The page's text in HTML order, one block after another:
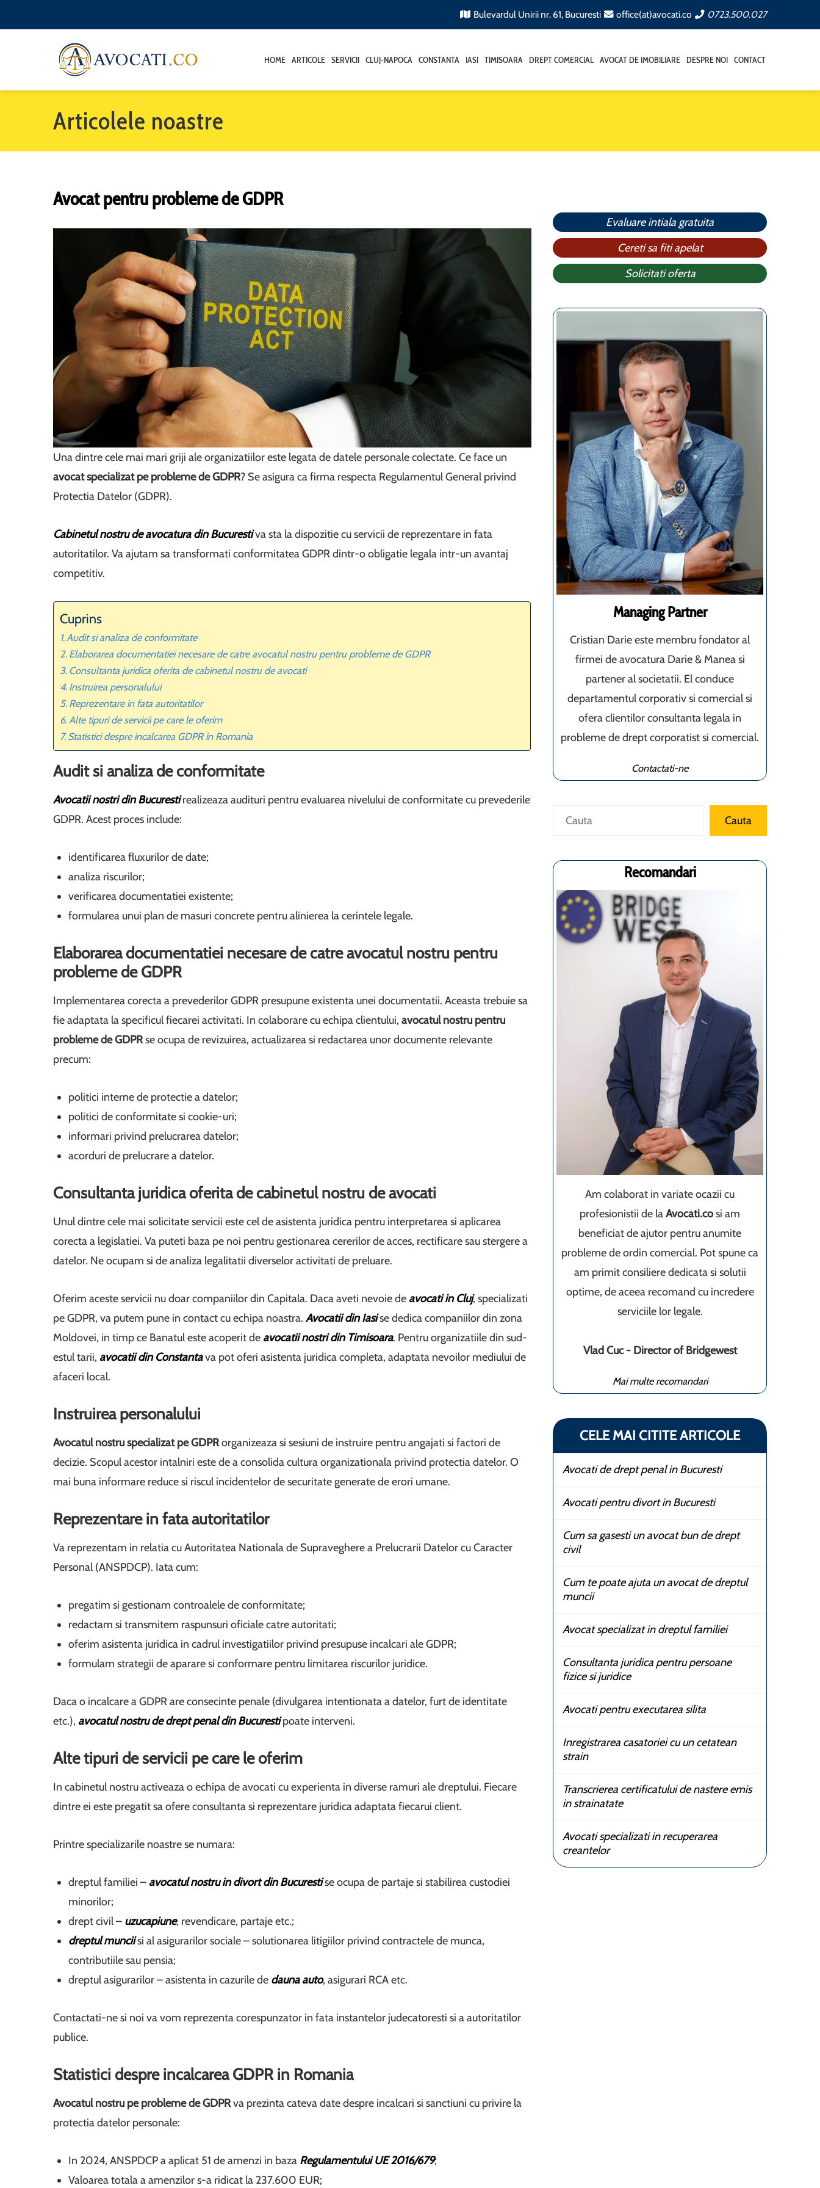
Bulevardul Unirii nr. 61, Bucuresti office(at)avocati.co 0723.500.027
HOME ARTICOLE SERVICII CLUJ-NAPOCA CONSTANTA IASI TIMISOARA DREPT COMERCIAL AVOCAT DE IMOBILIARE DESPRE NOI CONTACT
Articolele noastre
Avocat pentru probleme de GDPR
Una dintre cele mai mari griji ale organizatiilor este legata de datele personale colectate. Ce face un
avocat specializat pe probleme de GDPR? Se asigura ca firma respecta Regulamentul General privind
Protectia Datelor (GDPR).
Cabinetul nostru de avocatura din Bucurestiva sta la dispozitie cu servicii de reprezentare in fata
autoritatilor. Va ajutam sa transformati conformitatea GDPR dintr-o obligatie legala intr-un avantaj
competitiv.
Cuprins
Audit si analiza de conformitate
Elaborarea documentatiei necesare de catre avocatul nostru pentru probleme de GDPR
Consultanta juridica oferita de cabinetul nostru de avocati
Instruirea personalului
Reprezentare in fata autoritatilor
Alte tipuri de servicii pe care le oferim
Statistici despre incalcarea GDPR in Romania
Audit si analiza de conformitate
Avocatii nostri din Bucurestirealizeaza audituri pentru evaluarea nivelului de conformitate cu prevederile
GDPR. Acest proces include:
identificarea fluxurilor de date;
analiza riscurilor;
verificarea documentatiei existente;
formularea unui plan de masuri concrete pentru alinierea la cerintele legale.
Elaborarea documentatiei necesare de catre avocatul nostru pentru
probleme de GDPR
Implementarea corecta a prevederilor GDPR presupune existenta unei documentatii. Aceasta trebuie sa
fie adaptata la specificul fiecarei activitati. In colaborare cu echipa clientului, avocatul nostru pentru
probleme de GDPRse ocupa de revizuirea, actualizarea si redactarea unor documente relevante
precum:
politici interne de protectie a datelor;
politici de conformitate si cookie-uri;
informari privind prelucrarea datelor;
acorduri de prelucrare a datelor.
Consultanta juridica oferita de cabinetul nostru de avocati
Unul dintre cele mai solicitate servicii este cel de asistenta juridica pentru interpretarea si aplicarea
corecta a legislatiei. Va puteti baza pe noi pentru gestionarea cererilor de acces, rectificare sau stergere a
datelor. Ne ocupam si de analiza legalitatii diverselor activitati de preluare.
Oferim aceste servicii nu doar companiilor din Capitala. Daca aveti nevoie de avocati in Cluj, specializati
pe GDPR, va putem pune in contact cu echipa noastra. Avocatii din Iasise dedica companiilor din zona
Moldovei, in timp ce Banatul este acoperit de avocatii nostri din Timisoara. Pentru organizatiile din sud-
estul tarii, avocatii din Constantava pot oferi asistenta juridica completa, adaptata nevoilor mediului de
afaceri local.
Instruirea personalului
Avocatul nostru specializat pe GDPRorganizeaza si sesiuni de instruire pentru angajati si factori de
decizie. Scopul acestor intalniri este de a consolida cultura organizationala privind protectia datelor. O
mai buna informare reduce si riscul incidentelor de securitate generate de erori umane.
Reprezentare in fata autoritatilor
Va reprezentam in relatia cu Autoritatea Nationala de Supraveghere a Prelucrarii Datelor cu Caracter
Personal (ANSPDCP). Iata cum:
pregatim si gestionam controalele de conformitate;
redactam si transmitem raspunsuri oficiale catre autoritati;
oferim asistenta juridica in cadrul investigatiilor privind presupuse incalcari ale GDPR;
formulam strategii de aparare si conformare pentru limitarea riscurilor juridice.
Daca o incalcare a GDPR are consecinte penale (divulgarea intentionata a datelor, furt de identitate
etc.), avocatul nostru de drept penal din Bucurestipoate interveni.
Alte tipuri de servicii pe care le oferim
In cabinetul nostru activeaza o echipa de avocati cu experienta in diverse ramuri ale dreptului. Fiecare
dintre ei este pregatit sa ofere consultanta si reprezentare juridica adaptata fiecarui client.
Printre specializarile noastre se numara:
dreptul familiei – avocatul nostru in divort din Bucurestise ocupa de partaje si stabilirea custodiei
minorilor;
drept civil – uzucapiune, revendicare, partaje etc.;
dreptul munciisi al asigurarilor sociale – solutionarea litigiilor privind contractele de munca,
contributiile sau pensia;
dreptul asigurarilor – asistenta in cazurile de dauna auto, asigurari RCA etc.
Contactati-ne si noi va vom reprezenta corespunzator in fata instantelor judecatoresti si a autoritatilor
publice.
Statistici despre incalcarea GDPR in Romania
Avocatul nostru pe probleme de GDPRva prezinta cateva date despre incalcari si sanctiuni cu privire la
protectia datelor personale:
In 2024, ANSPDCP a aplicat 51 de amenzi in baza Regulamentului UE 2016/679;
Valoarea totala a amenzilor s-a ridicat la 237.600 EUR;
Evaluare intiala gratuita
Cereti sa fiti apelat
Solicitati oferta
Managing Partner
Cristian Darie este membru fondator al
firmei de avocatura Darie & Manea si
partener al societatii. El conduce
departamentul corporativ si comercial si
ofera clientilor consultanta legala in
probleme de drept corporatist si comercial.
Contactati-ne
Caută Cauta
Recomandari
Am colaborat in variate ocazii cu
profesionistii de laAvocati.cosi am
beneficiat de ajutor pentru anumite
probleme de ordin comercial. Pot spune ca
am primit consiliere dedicata si solutii
optime, de aceea recomand cu incredere
serviciile lor legale.
Vlad Cuc - Director of Bridgewest
Mai multe recomandari
CELE MAI CITITE ARTICOLE
Avocati de drept penal in Bucuresti
Avocati pentru divort in Bucuresti
Cum sa gasesti un avocat bun de drept
civil
Cum te poate ajuta un avocat de dreptul
muncii
Avocat specializat in dreptul familiei
Consultanta juridica pentru persoane
fizice si juridice
Avocati pentru executarea silita
Inregistrarea casatoriei cu un cetatean
strain
Transcrierea certificatului de nastere emis
in strainatate
Avocati specializati in recuperarea
creantelor